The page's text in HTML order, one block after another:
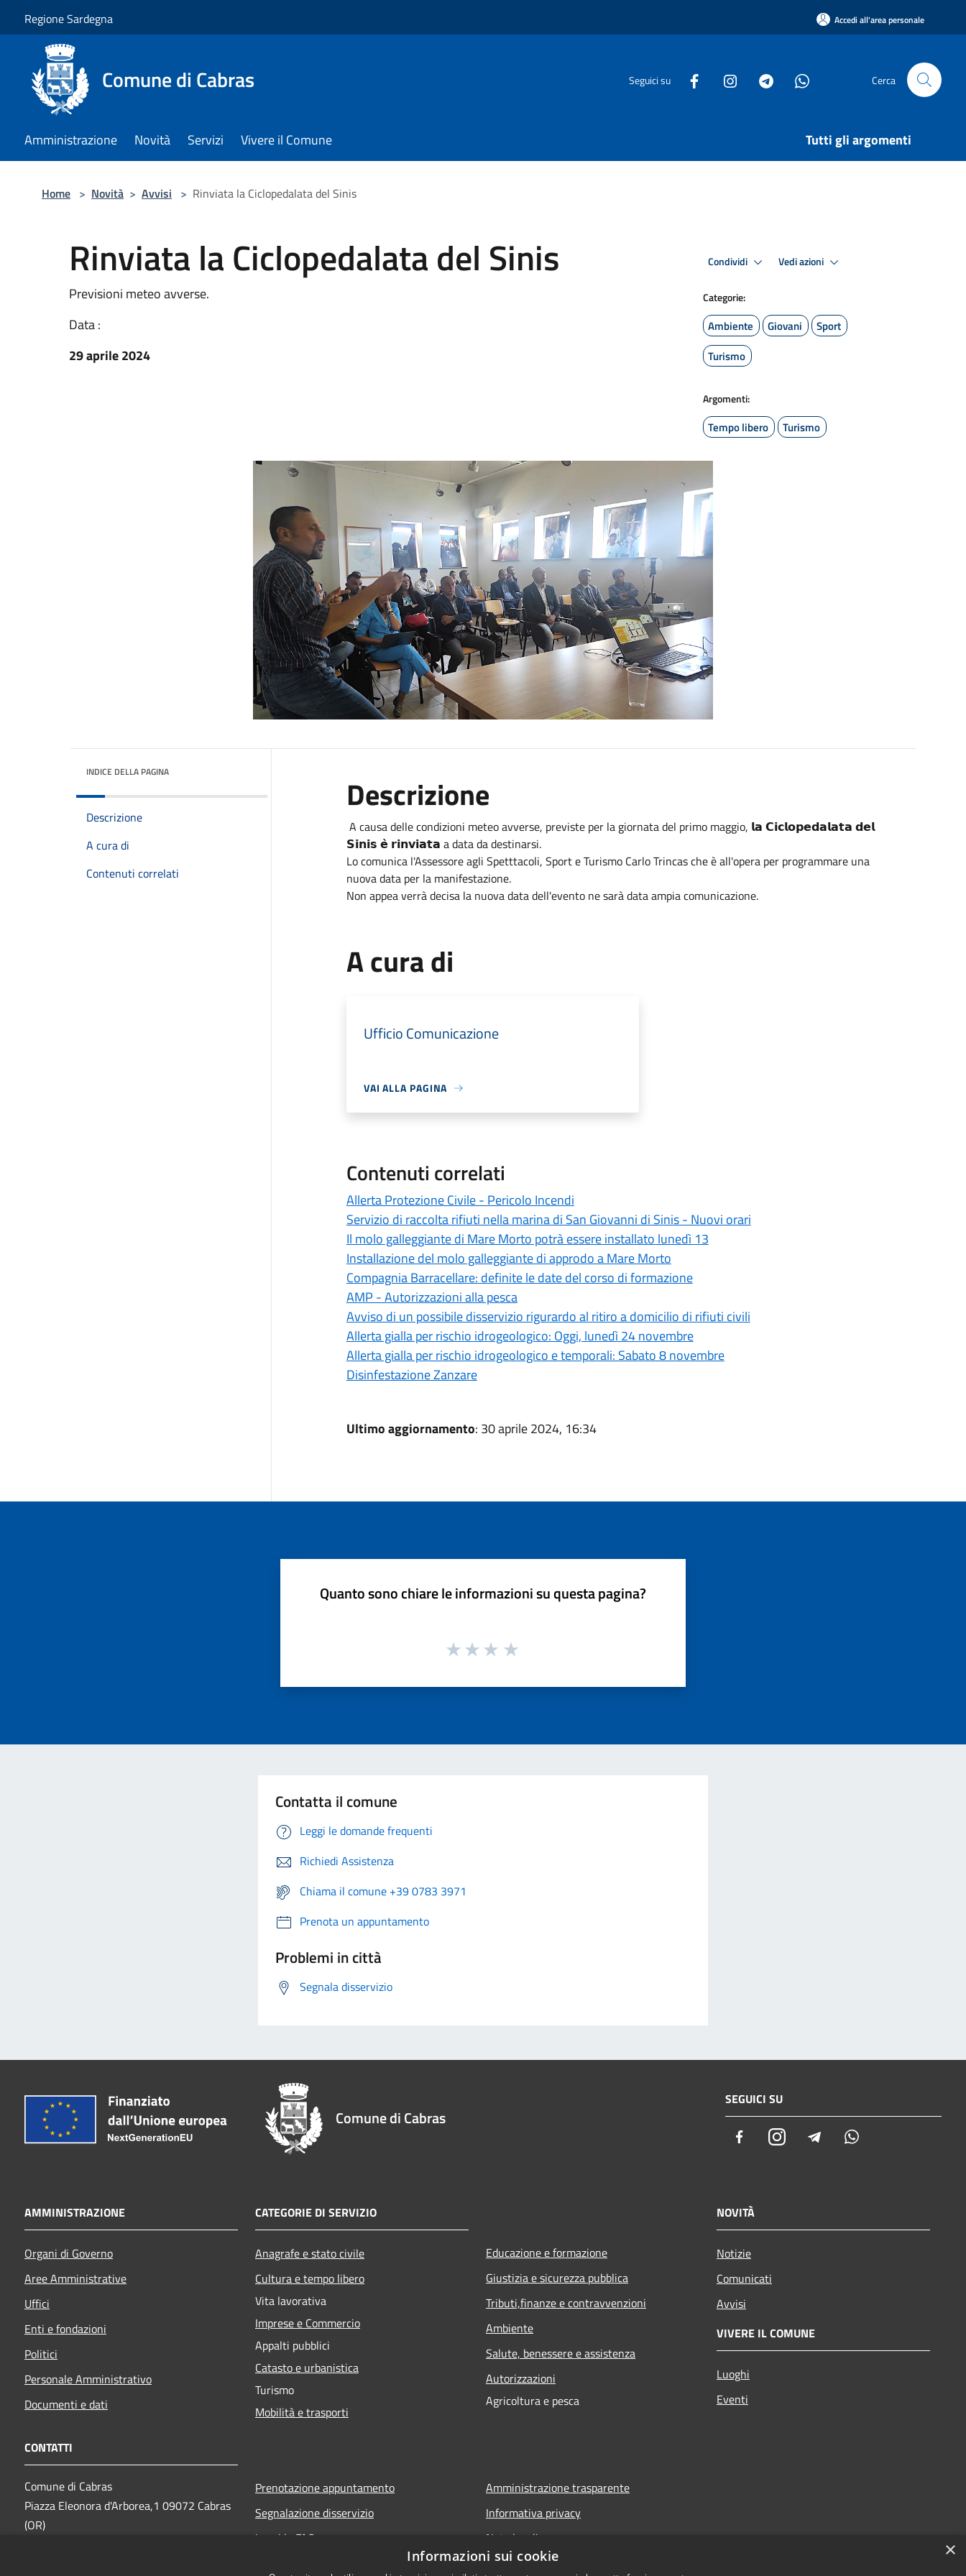
Regione Sardegna Accedi all'area personale
Comune di Cabras Seguici su Cerca
Amministrazione Novità Servizi Vivere il Comune Tutti gli argomenti
Home > Novità > Avvisi > Rinviata la Ciclopedalata del Sinis
Rinviata la Ciclopedalata del Sinis
Previsioni meteo avverse.
Data :
29 aprile 2024
Condividi Vedi azioni
Categorie:
Ambiente Giovani
Sport
Turismo
Argomenti:
Tempo libero Turismo
INDICE DELLA PAGINA
Descrizione
A cura di
Contenuti correlati
Descrizione
A causa delle condizioni meteo avverse, previste per la giornata del primo maggio, 𝗹𝗮 𝗖𝗶𝗰𝗹𝗼𝗽𝗲𝗱𝗮𝗹𝗮𝘁𝗮 𝗱𝗲𝗹
𝗦𝗶𝗻𝗶𝘀 𝗲̀ 𝗿𝗶𝗻𝘃𝗶𝗮𝘁𝗮 a data da destinarsi.
Lo comunica l'Assessore agli Spetttacoli, Sport e Turismo Carlo Trincas che è all'opera per programmare una
nuova data per la manifestazione.
Non appea verrà decisa la nuova data dell'evento ne sarà data ampia comunicazione.
A cura di
Ufficio Comunicazione
VAI ALLA PAGINA
Contenuti correlati
Allerta Protezione Civile - Pericolo Incendi
Servizio di raccolta rifiuti nella marina di San Giovanni di Sinis - Nuovi orari
Il molo galleggiante di Mare Morto potrà essere installato lunedì 13
Installazione del molo galleggiante di approdo a Mare Morto
Compagnia Barracellare: definite le date del corso di formazione
AMP - Autorizzazioni alla pesca
Avviso di un possibile disservizio rigurardo al ritiro a domicilio di rifiuti civili
Allerta gialla per rischio idrogeologico: Oggi, lunedì 24 novembre
Allerta gialla per rischio idrogeologico e temporali: Sabato 8 novembre
Disinfestazione Zanzare
Ultimo aggiornamento: 30 aprile 2024, 16:34
Quanto sono chiare le informazioni su questa pagina?
Contatta il comune
Leggi le domande frequenti
Richiedi Assistenza
Chiama il comune +39 0783 3971
Prenota un appuntamento
Problemi in città
Segnala disservizio
Comune di Cabras
SEGUICI SU
FacebookInstagramTelegram
AMMINISTRAZIONE
Organi di Governo
Aree Amministrative
Uffici
Enti e fondazioni
Politici
Personale Amministrativo
Documenti e dati
CATEGORIE DI SERVIZIO
Anagrafe e stato civile
Cultura e tempo libero
Vita lavorativa
Imprese e Commercio
Appalti pubblici
Catasto e urbanistica
Turismo
Mobilità e trasporti
Educazione e formazione
Giustizia e sicurezza pubblica
Tributi,finanze e contravvenzioni
Ambiente
Salute, benessere e assistenza
Autorizzazioni
Agricoltura e pesca
NOVITÀ
Notizie
Comunicati
Avvisi
VIVERE IL COMUNE
Luoghi
Eventi
CONTATTI
Comune di Cabras
Piazza Eleonora d'Arborea,1 09072 Cabras
(OR)
Prenotazione appuntamento
Segnalazione disservizio
Leggi le FAQ
Amministrazione trasparente
Informativa privacy
Note legali
Dichiarazione di accessibilità
×
Informazioni sui cookie